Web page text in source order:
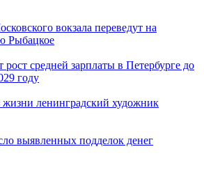
вокзала переведут на
Рыбацкое
средней зарплаты в Петербурге до
году
ленинградский художник
выявленных подделок денег